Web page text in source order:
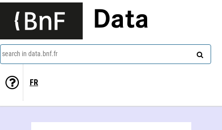
Data
search in data.bnf.fr
FR